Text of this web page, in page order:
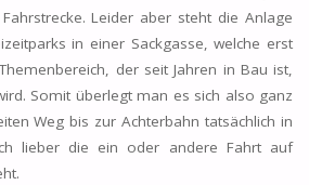
Leider aber steht die Anlage
in einer Sackgasse, welche erst
der seit Jahren in Bau ist,
Somit überlegt man es sich also ganz
Weg bis zur Achterbahn tatsächlich in
lieber die ein oder andere Fahrt auf